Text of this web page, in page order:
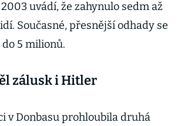
uvádí, že zahynulo sedm až
Současné, přesnější odhady se
5 milionů.
zálusk i Hitler
v Donbasu prohloubila druhá